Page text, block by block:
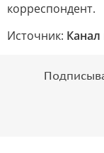
корреспондент.
Источник: